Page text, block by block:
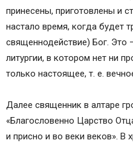
принесены, приготовлены и
настало время, когда будет
священнодействие) Бог. Это
литургии, в котором нет ни
только настоящее, т. е.
Далее священник в алтаре
«Благословенно Царство
и присно и во веки веков». В